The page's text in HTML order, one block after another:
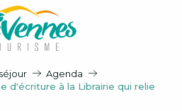
Agenda
d'écriture à la Librairie qui relie